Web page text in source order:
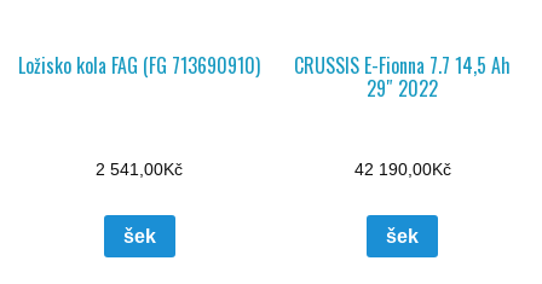
Ložisko kola FAG (FG 713690910)
2 541,00Kč
šek
CRUSSIS E-Fionna 7.7 14,5 Ah
29″ 2022
42 190,00Kč
šek